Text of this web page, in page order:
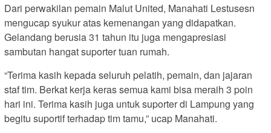
Dari perwakilan pemain Malut United, Manahati Lestusesn
mengucap syukur atas kemenangan yang didapatkan.
Gelandang berusia 31 tahun itu juga mengapresiasi
sambutan hangat suporter tuan rumah.
“Terima kasih kepada seluruh pelatih, pemain, dan jajaran
staf tim. Berkat kerja keras semua kami bisa meraih 3 poin
hari ini. Terima kasih juga untuk suporter di Lampung yang
begitu suportif terhadap tim tamu,” ucap Manahati.